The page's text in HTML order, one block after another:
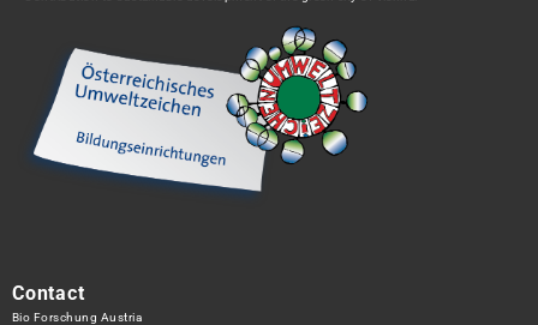
Contact
Bio Forschung Austria